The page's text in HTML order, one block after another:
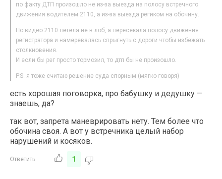
по факту ДТП произошло не из-за выезда на полосу встречного
движения водителем 2110, а из-за выезда региком на обочину.
По видео 2110 летела не в лоб, а пересекала полосу движения
регистратора и намеревалась спрыгнуть с дороги чтобы избежать
столкновения.
И если бы рег просто тормозил, то дтп бы не произошло.
P.S. я тоже считаю решение суда спорным (мягко говоря)
есть хорошая поговорка, про бабушку и дедушку —
знаешь, да?
так вот, запрета маневрировать нету. Тем более что
обочина своя. А вот у встречника целый набор
нарушений и косяков.
Ответить 1